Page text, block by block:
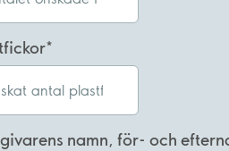
namn, för- och